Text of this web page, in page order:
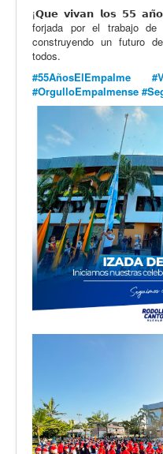
¡𝗤𝘂𝗲 𝘃𝗶𝘃𝗮𝗻 𝗹𝗼𝘀 𝟱𝟱
forjada por el trabajo
construyendo un futuro
todos.
#55AñosElEmpalme
#OrgulloEmpalmense